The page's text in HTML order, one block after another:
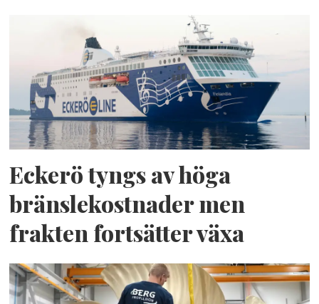
Eckerö tyngs av höga
bränslekostnader men
frakten fortsätter växa